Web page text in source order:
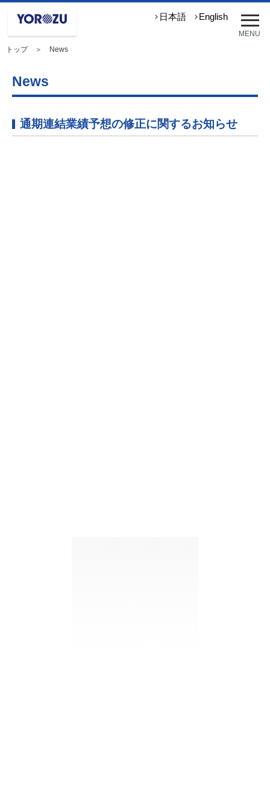
メ
ニ
ュ
MENU
日本語 English
トップ＞ News
News
通期連結業績予想の修正に関するお知らせ